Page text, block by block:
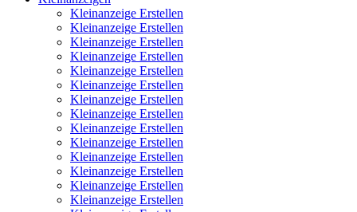
Kleinanzeige Erstellen
Kleinanzeige Erstellen
Kleinanzeige Erstellen
Kleinanzeige Erstellen
Kleinanzeige Erstellen
Kleinanzeige Erstellen
Kleinanzeige Erstellen
Kleinanzeige Erstellen
Kleinanzeige Erstellen
Kleinanzeige Erstellen
Kleinanzeige Erstellen
Kleinanzeige Erstellen
Kleinanzeige Erstellen
Kleinanzeige Erstellen